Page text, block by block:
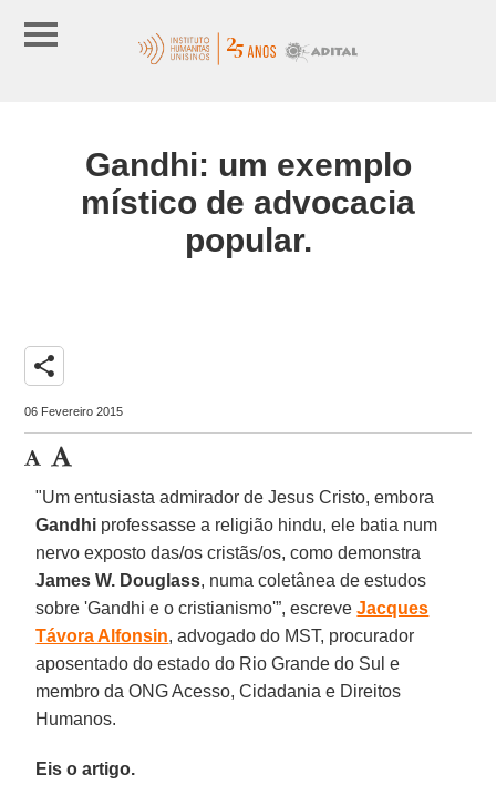
Gandhi: um exemplo
místico de advocacia
popular.
share
06 Fevereiro 2015
"Um entusiasta admirador de Jesus Cristo, embora
Gandhi professasse a religião hindu, ele batia num
nervo exposto das/os cristãs/os, como demonstra
James W. Douglass, numa coletânea de estudos
sobre 'Gandhi e o cristianismo'”, escreveJacques
Távora Alfonsin, advogado do MST, procurador
aposentado do estado do Rio Grande do Sul e
membro da ONG Acesso, Cidadania e Direitos
Humanos.
Eis o artigo.